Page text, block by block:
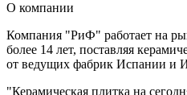
О компании
Компания "РиФ" работает на
более 14 лет, поставляя
от ведущих фабрик Испании и
"Керамическая плитка на